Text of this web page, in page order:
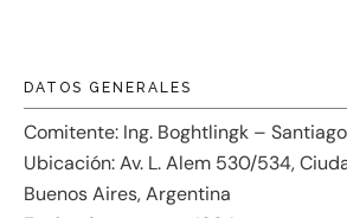
DATOS GENERALES
Comitente: Ing. Boghtlingk –
Ubicación: Av. L. Alem 530/534,
Buenos Aires, Argentina